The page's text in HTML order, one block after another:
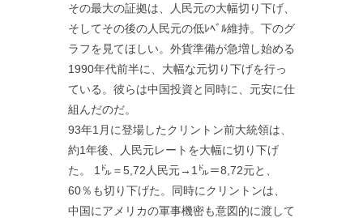
その最大の証拠は、人民元の大幅切り下げ、
そしてその後の人民元の低ﾚﾍﾞﾙ維持。下のグ
ラフを見てほしい。外貨準備が急増し始める
1990年代前半に、大幅な元切り下げを行っ
ている。彼らは中国投資と同時に、元安に仕
組んだのだ。
93年1月に登場したクリントン前大統領は、
約1年後、人民元レートを大幅に切り下げ
た。 1㌦＝5,72人民元→1㌦＝8,72元と、
60％も切り下げた。同時にクリントンは、
中国にアメリカの軍事機密も意図的に渡して